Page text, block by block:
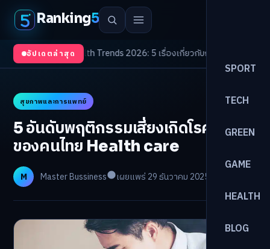
Ranking5
SPORT
TECH
GREEN
GAME
HEALTH
BLOG
อัปเดตล่าสุด
จับตา/Health Trends 2026: 5 เรื่องเกี่ยวกับการแพทย์ที่ควรรู้
สุขภาพและการแพทย์
5 อันดับพฤติกรรมเสี่ยงเกิดโรคหัวใจ
ของคนไทย Health care
M Master Bussiness เผยแพร่ 29 ธันวาคม 2025